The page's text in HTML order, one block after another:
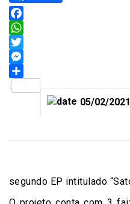
Facebook
WhatsApp
Twitter
Messenger
Share
05/02/2021
segundo EP intitulado